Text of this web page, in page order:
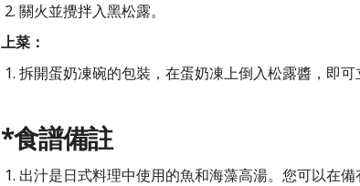
關火並攪拌入黑松露。
上菜：
拆開蛋奶凍碗的包裝，在蛋奶凍上倒入松露醬，即
*食譜備註
出汁是日式料理中使用的魚和海藻高湯。您可以在